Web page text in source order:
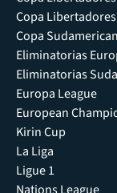
Copa
Copa
Eliminatorias
Eliminatorias
Europa League
European
Kirin Cup
La Liga
Ligue 1